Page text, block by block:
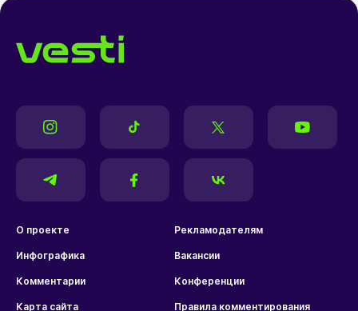
О проекте Рекламодателям
Инфографика Вакансии
Комментарии Конференции
Карта сайта Правила комментирования